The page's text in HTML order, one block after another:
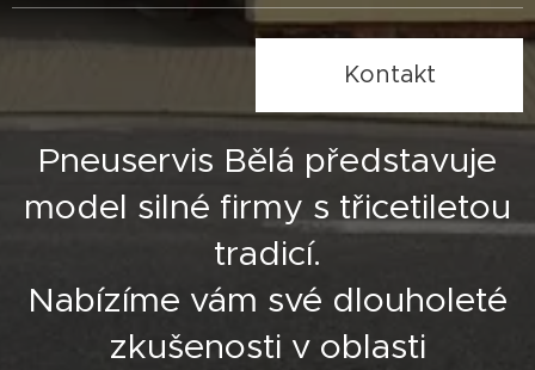
Kontakt
Pneuservis Bělá představuje
model silné firmy s třicetiletou
tradicí.
Nabízíme vám své dlouholeté
zkušenosti v oblasti